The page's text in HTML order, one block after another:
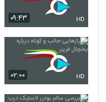
۰۹:۴۳ HD
۰۲:۰۰ HD